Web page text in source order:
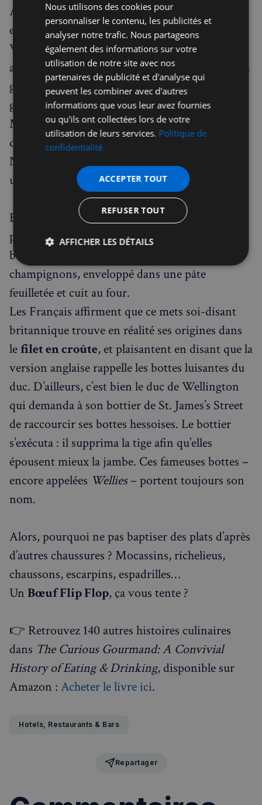
Arthur Wellesley, premier duc de Wellington,
est surtout célèbre pour sa victoire de 1815 à
Waterloo, en Belgique. Chaque Français
arrivant de Paris en train passait autrefois par la
gare de Waterloo – un bel exemple de l’humour
grinçant des Britanniques.
Mais le duc a aussi donné son nom à une ville
du comté anglais de Somerset, à la capitale de la
Nouvelle-Zélande, à une paire de bottes… et à
une recette. Pas mal pour un seul homme.
Bien qu’il ne fût pas un gourmet, le duc aimait
particulièrement un plat composé d’un filet de
bœuf nappé de foie gras et de duxelles de
champignons, enveloppé dans une pâte
feuilletée et cuit au four.
Les Français affirment que ce mets soi-disant
britannique trouve en réalité ses origines dans
lefilet en croûte, et plaisantent en disant que la
version anglaise rappelle les bottes luisantes du
duc. D’ailleurs, c’est bien le duc de Wellington
qui demanda à son bottier de St. James’s Street
de raccourcir ses bottes hessoises. Le bottier
s’exécuta : il supprima la tige afin qu’elles
épousent mieux la jambe. Ces fameuses bottes –
encore appelées Wellies– portent toujours son
nom.
Alors, pourquoi ne pas baptiser des plats d’après
d’autres chaussures ? Mocassins, richelieus,
chaussons, escarpins, espadrilles…
Un Bœuf Flip Flop, ça vous tente ?
👉 Retrouvez 140 autres histoires culinaires
dans The Curious Gourmand: A Convivial
History of Eating & Drinking, disponible sur
Amazon : Acheter le livre ici.
Hotels, Restaurants & Bars
Repartager
Nous utilisons des cookies pour
personnaliser le contenu, les publicités et
analyser notre trafic. Nous partageons
également des informations sur votre
utilisation de notre site avec nos
partenaires de publicité et d'analyse qui
peuvent les combiner avec d'autres
informations que vous leur avez fournies
ou qu'ils ont collectées lors de votre
utilisation de leurs services. Politique de
confidentialité
ACCEPTER TOUT
REFUSER TOUT
AFFICHER LES DÉTAILS
Strictement
nécessaires
Performance Ciblage
Fonctionnalité
Strictement nécessaires
Performance
Ciblage
Fonctionnalité
Les cookies strictement nécessaires habilitent des
fonctionnalités de base du site Web telles que la
connexion des utilisateurs et la gestion des comptes.
Le site Web ne peut pas être utilisé correctement
sans les cookies strictement nécessaires.
.stripecdn.com
27
secondes
CookieScriptConsent
Politique de confidentialité de